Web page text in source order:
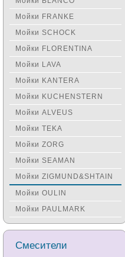
Мойки FRANKE
Мойки SCHOCK
Мойки FLORENTINA
Мойки LAVA
Мойки KANTERA
Мойки KUCHENSTERN
Мойки ALVEUS
Мойки TEKA
Мойки ZORG
Мойки SEAMAN
Мойки ZIGMUND&SHTAIN
Мойки OULIN
Мойки PAULMARK
Смесители